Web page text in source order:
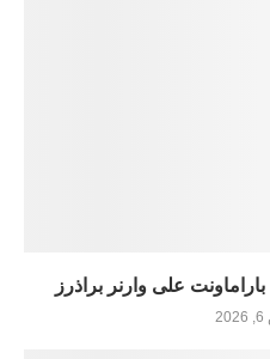
على وارنر براذرز